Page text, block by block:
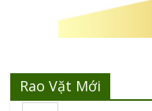
Rao Vặt Mới